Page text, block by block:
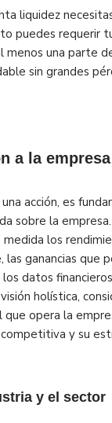
liquidez
puedes requerir
menos una parte
sin grandes
a la empresa
acción, es
sobre la
medida los
las ganancias que
datos
holística,
opera la
y su
y el sector